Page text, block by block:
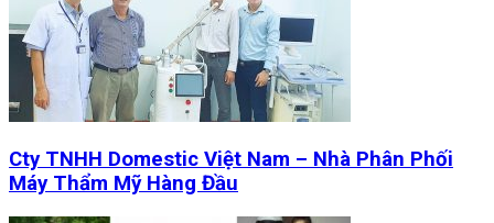
Cty TNHH Domestic Việt Nam – Nhà Phân Phối
Máy Thẩm Mỹ Hàng Đầu